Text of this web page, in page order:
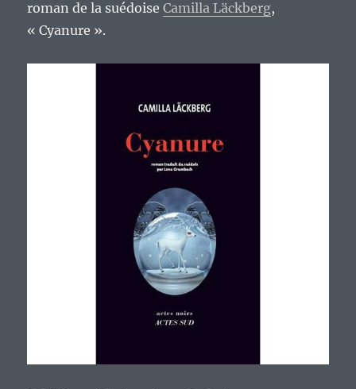
roman de la suédoiseCamilla Läckberg,
« Cyanure ».